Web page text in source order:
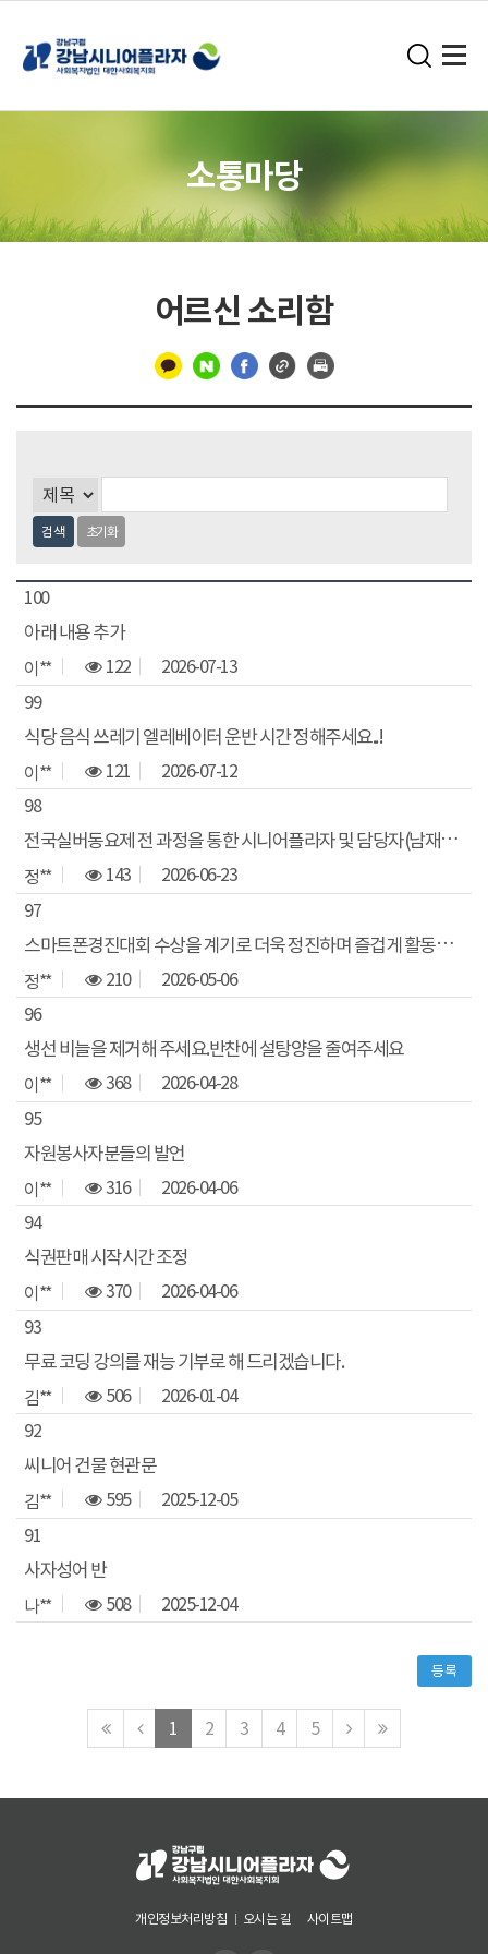
소통마당
어르신 소리함
검색 초기화
100
아래 내용 추가
이** 122
2026-07-13
99
식당 음식 쓰레기 엘레베이터 운반 시간 정해주세요..!
이** 121
2026-07-12
98
전국실버동요제 전 과정을 통한 시니어플라자 및 담당자(남재선 복지사)님의 물심양면의 도움주심에 고마움을 전합니다.
정** 143
2026-06-23
97
스마트폰경진대회 수상을 계기로 더욱 정진하며 즐겁게 활동하겠습니다.정주영.
정** 210
2026-05-06
96
생선 비늘을 제거해 주세요.반찬에 설탕양을 줄여주세요
이** 368
2026-04-28
95
자원봉사자분들의 발언
이** 316
2026-04-06
94
식권판매 시작시간 조정
이** 370
2026-04-06
93
무료 코딩 강의를 재능 기부로 해 드리겠습니다.
김** 506
2026-01-04
92
씨니어 건물 현관문
김** 595
2025-12-05
91
사자성어 반
나** 508 2025-12-04
등록
맨
처
페
이
전
이
로
1 2 3 4 5
다
음
이
맨
마
막
개인정보처리방침 오시는 길 사이트맵